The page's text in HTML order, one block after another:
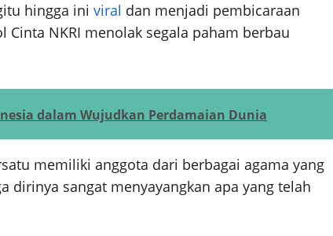
hingga ini viral dan menjadi pembicaraan
NKRI menolak segala paham berbau
dalam Wujudkan Perdamaian Dunia
memiliki anggota dari berbagai agama yang
dirinya sangat menyayangkan apa yang telah